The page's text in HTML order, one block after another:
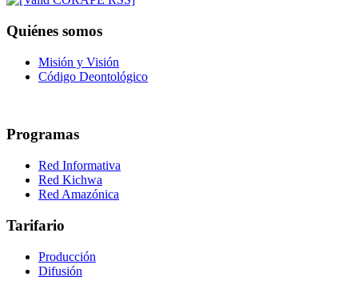
Quiénes somos
Misión y Visión
Código Deontológico
Programas
Red Informativa
Red Kichwa
Red Amazónica
Tarifario
Producción
Difusión